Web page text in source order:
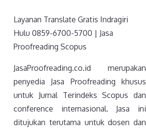
Layanan Translate Gratis Indragiri
Hulu 0859-6700-5700 | Jasa
Proofreading Scopus
JasaProofreading.co.id merupakan
penyedia Jasa Proofreading khusus
untuk Jurnal Terindeks Scopus dan
conference internasional. Jasa ini
ditujukan terutama untuk dosen dan